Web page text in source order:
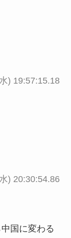
) 19:57:15.18
) 20:30:54.86
国に変わる